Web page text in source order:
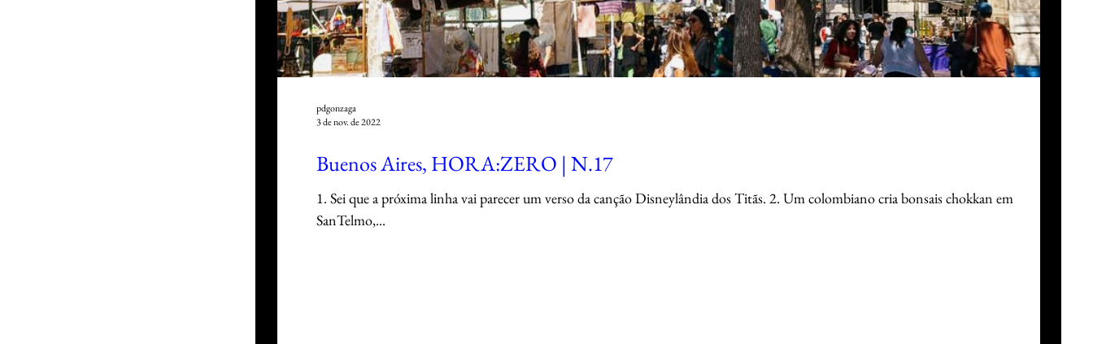
Buenos Aires, HORA:ZERO | N.17
1. Sei que a próxima linha vai parecer um verso da canção Disneylândia dos Titãs. 2. Um colombiano cria bonsais chokkan em
SanTelmo,...
pdgonzaga
3 de nov. de 2022